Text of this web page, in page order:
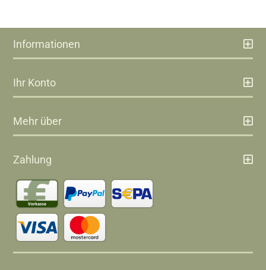
Informationen
Ihr Konto
Mehr über
Zahlung